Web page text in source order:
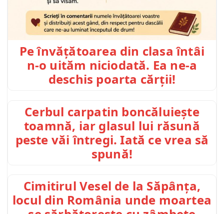
Pe învățătoarea din clasa întâi
n-o uităm niciodată. Ea ne-a
deschis poarta cărții!
Cerbul carpatin boncăluiește
toamnă, iar glasul lui răsună
peste văi întregi. Iată ce vrea să
spună!
Cimitirul Vesel de la Săpânța,
locul din România unde moartea